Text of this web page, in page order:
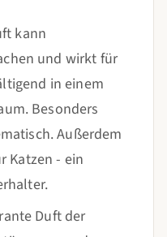
kann
und wirkt für
in einem
Besonders
Außerdem
Katzen - ein
Duft der